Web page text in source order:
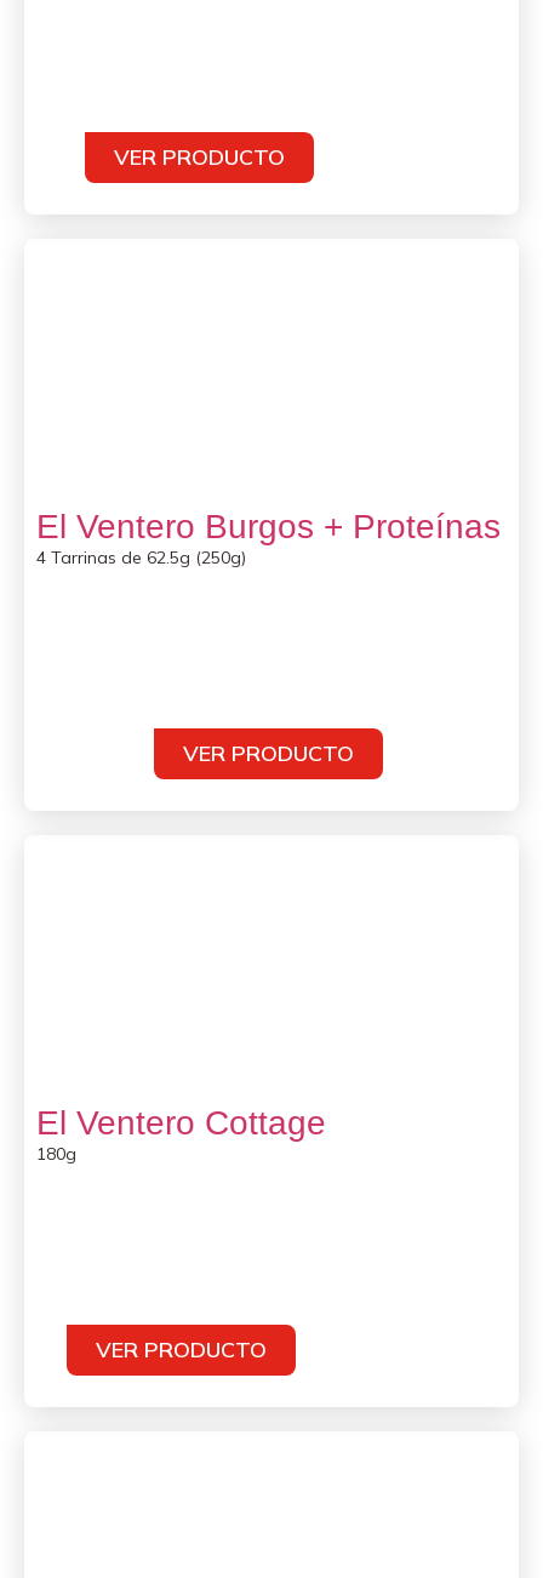
VER PRODUCTO
El Ventero Burgos + Proteínas
4 Tarrinas de 62.5g (250g)
VER PRODUCTO
El Ventero Cottage
180g
VER PRODUCTO